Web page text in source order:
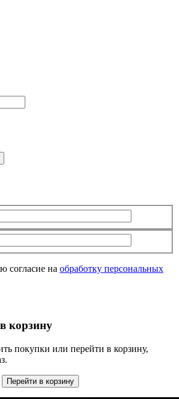
согласие на обработку персональных
корзину
покупки или перейти в корзину,
Перейти в корзину